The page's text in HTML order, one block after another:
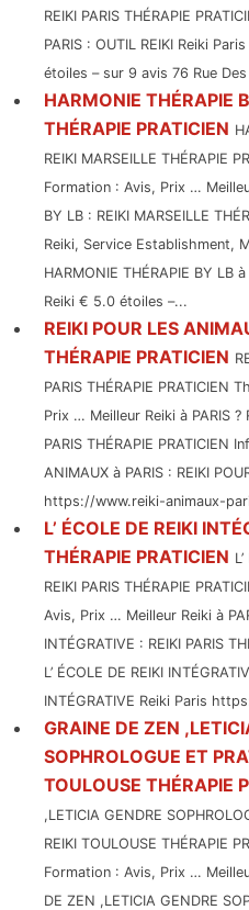
REIKI PARIS THÉRAPIE
PARIS : OUTIL REIKI Reiki
étoiles – sur 9 avis 76 Rue
HARMONIE THÉRAPIE
THÉRAPIE PRATICIEN
REIKI MARSEILLE THÉRAPIE
Formation : Avis, Prix …
BY LB : REIKI MARSEILLE
Reiki, Service Establishment,
HARMONIE THÉRAPIE BY LB
Reiki € 5.0 étoiles –...
REIKI POUR LES
THÉRAPIE PRATICIEN
PARIS THÉRAPIE PRATICIEN
Prix … Meilleur Reiki à PARIS ?
PARIS THÉRAPIE PRATICIEN
ANIMAUX à PARIS : REIKI
https://www.reiki-animaux-
L’ ÉCOLE DE REIKI
THÉRAPIE PRATICIEN
REIKI PARIS THÉRAPIE
Avis, Prix … Meilleur Reiki à
INTÉGRATIVE : REIKI PARIS
L’ ÉCOLE DE REIKI
INTÉGRATIVE Reiki Paris
GRAINE DE ZEN
SOPHROLOGUE ET
TOULOUSE THÉRAPIE
,LETICIA GENDRE
REIKI TOULOUSE THÉRAPIE
Formation : Avis, Prix …
DE ZEN ,LETICIA GENDRE